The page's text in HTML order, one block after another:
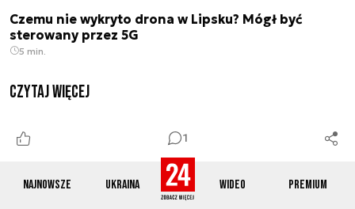
Najnowsze Ukraina Wideo Premium
1
Czemu nie wykryto drona w Lipsku? Mógł być
sterowany przez 5G
5 min.
czytaj więcej